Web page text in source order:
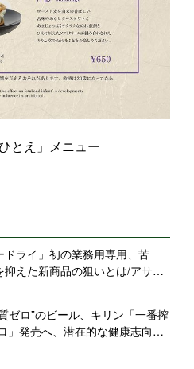
とえ」メニュー
ドライ」初の業務用専用、苦
抑えた新商品の狙いとは/アサヒ
ゼロ”のビール、キリン「一番搾
」発売へ、潜在的な健康志向獲